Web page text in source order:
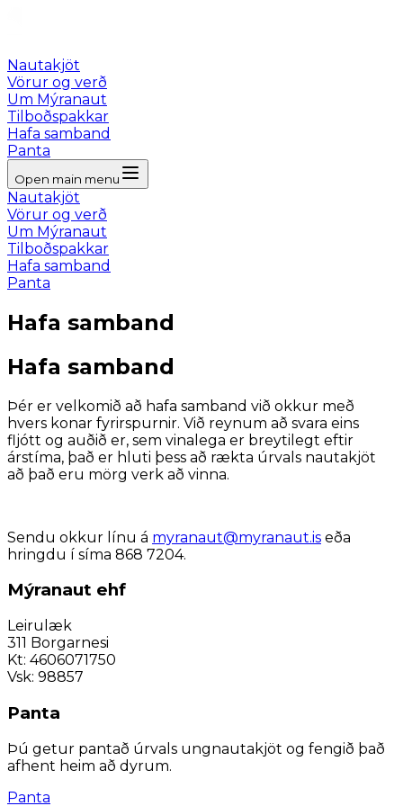
Nautakjöt
Vörur og verð
Um Mýranaut
Tilboðspakkar
Hafa samband
Panta
Open main menu
Nautakjöt
Vörur og verð
Um Mýranaut
Tilboðspakkar
Hafa samband
Panta
Hafa samband
Hafa samband
Þér er velkomið að hafa samband við okkur með
hvers konar fyrirspurnir. Við reynum að svara eins
fljótt og auðið er, sem vinalega er breytilegt eftir
árstíma, það er hluti þess að rækta úrvals nautakjöt
að það eru mörg verk að vinna.
Sendu okkur línu á myranaut@myranaut.is eða
hringdu í síma 868 7204.
Mýranaut ehf
Leirulæk
311 Borgarnesi
Kt: 4606071750
Vsk: 98857
Panta
Þú getur pantað úrvals ungnautakjöt og fengið það
afhent heim að dyrum.
Panta